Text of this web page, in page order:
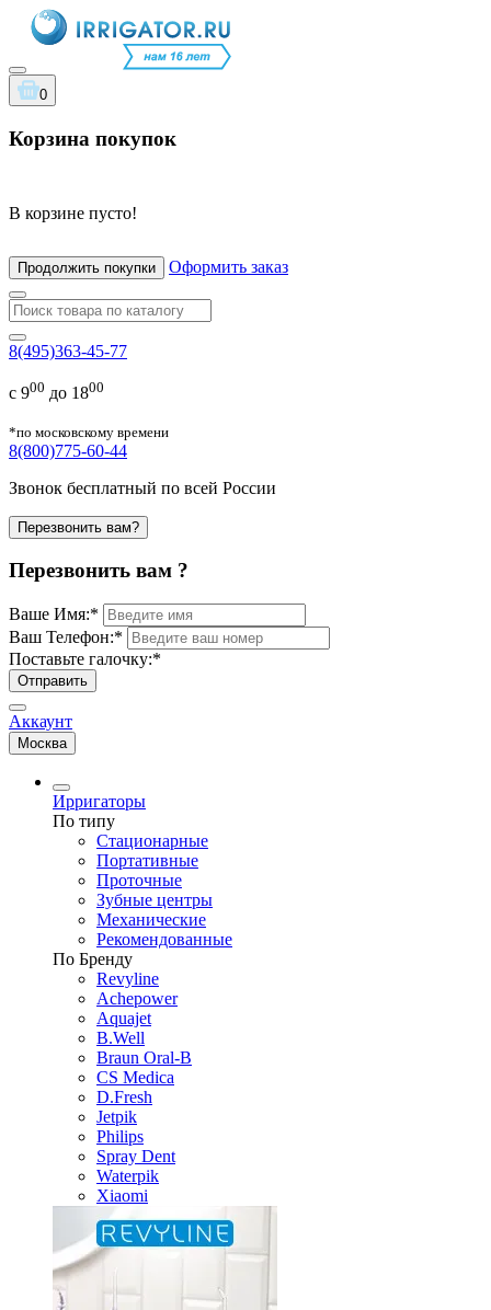
0
Корзина покупок
В корзине пусто!
Продолжить покупки Оформить заказ
8(495)363-45-77
с 900 до 1800
*по московскому времени
8(800)775-60-44
Звонок бесплатный по всей России
Перезвонить вам?
Перезвонить вам ?
Ваше Имя:*
Ваш Телефон:*
Поставьте галочку:*
Отправить
Аккаунт
Москва
Ирригаторы
По типу
Стационарные
Портативные
Проточные
Зубные центры
Механические
Рекомендованные
По Бренду
Revyline
Achepower
Aquajet
B.Well
Braun Oral-B
CS Medica
D.Fresh
Jetpik
Philips
Spray Dent
Waterpik
Xiaomi